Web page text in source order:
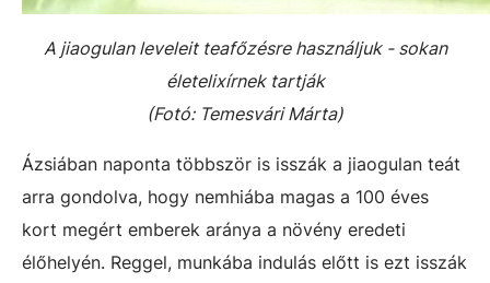
A jiaogulan leveleit teafőzésre használjuk - sokan
életelixírnek tartják
(Fotó: Temesvári Márta)
Ázsiában naponta többször is isszák a jiaogulan teát
arra gondolva, hogy nemhiába magas a 100 éves
kort megért emberek aránya a növény eredeti
élőhelyén. Reggel, munkába indulás előtt is ezt isszák